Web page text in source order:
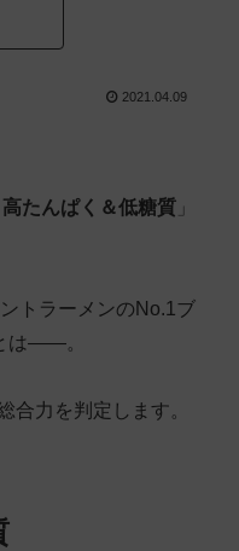
2021.04.09
たんぱく＆低糖質 」
トラーメンのNo.1ブ
は——。
合力を判定します。